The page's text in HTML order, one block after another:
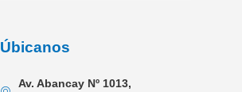
Úbicanos
Av. Abancay Nº 1013,